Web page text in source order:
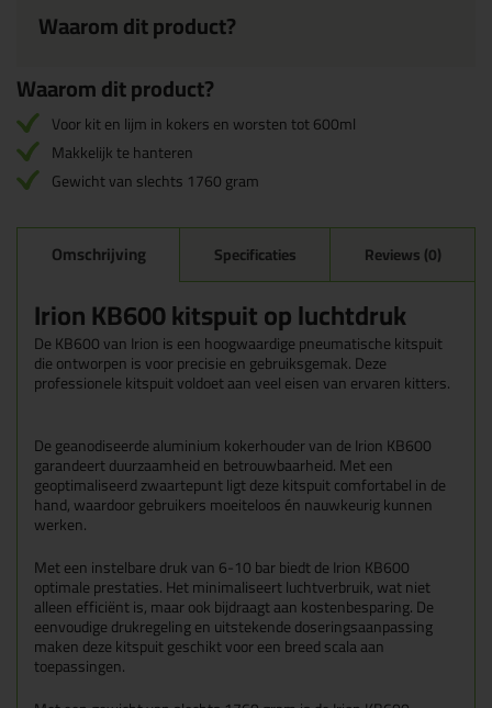
Waarom dit product?
Waarom dit product?
Voor kit en lijm in kokers en worsten tot 600ml
Makkelijk te hanteren
Gewicht van slechts 1760 gram
Omschrijving Specificaties Reviews (0)
Irion KB600 kitspuit op luchtdruk
De KB600 van Irion is een hoogwaardige pneumatische kitspuit
die ontworpen is voor precisie en gebruiksgemak. Deze
professionele kitspuit voldoet aan veel eisen van ervaren kitters.
De geanodiseerde aluminium kokerhouder van de Irion KB600
garandeert duurzaamheid en betrouwbaarheid. Met een
geoptimaliseerd zwaartepunt ligt deze kitspuit comfortabel in de
hand, waardoor gebruikers moeiteloos én nauwkeurig kunnen
werken.
Met een instelbare druk van 6-10 bar biedt de Irion KB600
optimale prestaties. Het minimaliseert luchtverbruik, wat niet
alleen efficiënt is, maar ook bijdraagt aan kostenbesparing. De
eenvoudige drukregeling en uitstekende doseringsaanpassing
maken deze kitspuit geschikt voor een breed scala aan
toepassingen.